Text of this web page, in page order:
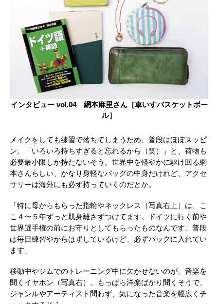
インタビュー vol.04 網本麻里さん［車いすバスケットボー
ル］
メイクをしても練習で落ちてしまうため、普段はほぼスッピ
ン。「いろいろ持ちすぎると忘れるから（笑）」と、荷物も
必要最小限しか持たないそう。世界中を軽やかに駆け回る網
本さんらしい、かなり身軽なバッグの中身だけれど、アクセ
サリーは海外にも必ず持っていくのだとか。
「特に母からもらった指輪やネックレス（写真右上）は、こ
こ４〜５年ずっと肌身離さずつけてます。ドイツに行く前や
世界選手権の前にお守りとしてもらったものなんです。普段
は毎日練習やからはずしているけど、必ずバッグに入れてい
ます」
移動中やジムでのトレーニング中に欠かせないのが、音楽を
聞くイヤホン（写真右）。もっぱら洋楽ばかり聞くそうで、
ジャンルやアーティスト問わず、気になった音楽を幅広くチ